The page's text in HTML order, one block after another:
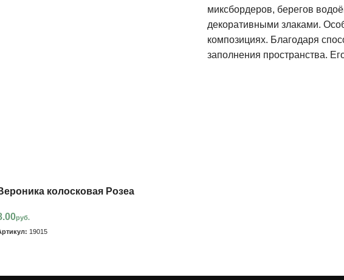
миксбордеров, берегов
декоративными злаками.
композициях. Благодаря
заполнения пространства.
колосковая Розеа
руб.
19015